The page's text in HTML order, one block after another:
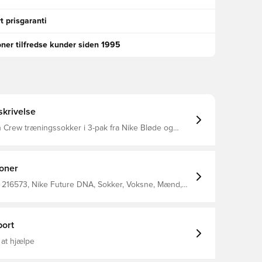
prisgaranti
tilfredse kunder siden 1995
træningssokker i 3-pak fra Nike Bløde og
på sokker og sko er områder som udsættes for
er træningssokkerne forstærket så holdbarheden
216573, Nike Future DNA, Sokker, Voksne, Mænd,
at hjælpe